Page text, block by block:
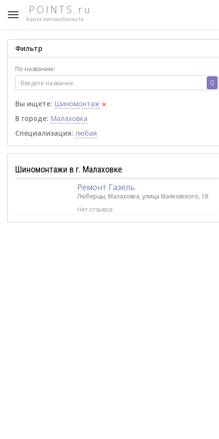
POINTS.ru
Карта автомобилиста
Фильтр
По названию:
Вы ищете: Шиномонтаж ×
В городе: Малаховка
Специализация: любая
Шиномонтажи в г. Малаховке
Ремонт Газель
Люберцы, Малаховка, улица Маяковского, 18
Нет отзывов